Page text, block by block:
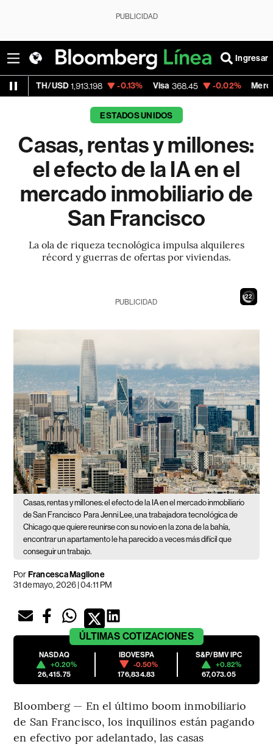
PUBLICIDAD
Ingresar
1,913.198 -0.13% Visa 368.45 -0.02% MercadoLibre
ESTADOS UNIDOS
Casas, rentas y millones:
el efecto de la IA en el
mercado inmobiliario de
San Francisco
La ola de riqueza tecnológica impulsa alquileres
récord y guerras de ofertas por viviendas.
20
PUBLICIDAD
Casas, rentas y millones: el efecto de la IA en el mercado inmobiliario
de San Francisco Para Jenni Lee, una trabajadora tecnológica de
Chicago que quiere reunirse con su novio en la zona de la bahía,
encontrar un apartamento le ha parecido a veces más difícil que
conseguir un trabajo.
PorFrancesca Maglione
31 de mayo, 2026 | 04:11 PM
ÚLTIMAS COTIZACIONES
NASDAQ
+0.20%
26,415.75
IBOVESPA
-0.50%
176,834.83
S&P/BMV IPC
+0.82%
67,073.05
Bloomberg — En el último boom inmobiliario
de San Francisco, los inquilinos están pagando
en efectivo por adelantado, las casas